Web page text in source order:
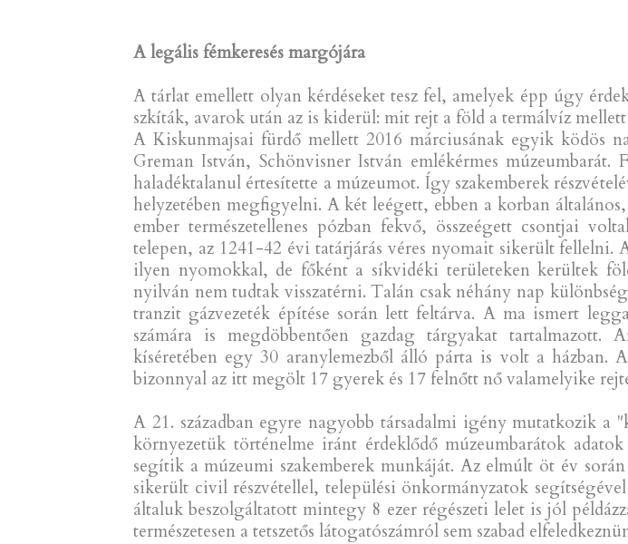
A legális fémkeresés margójára
A tárlat emellett olyan kérdéseket tesz fel, amelyek épp úgy
szkíták, avarok után az is kiderül: mit rejt a föld a termálvíz mellett
A Kiskunmajsai fürdő mellett 2016 márciusának egyik ködös
Greman István, Schönvisner István emlékérmes
haladéktalanul értesítette a múzeumot. Így szakemberek
helyzetében megfigyelni. A két leégett, ebben a korban
ember természetellenes pózban fekvő, összeégett csontjai
telepen, az 1241-42 évi tatárjárás véres nyomait sikerült
ilyen nyomokkal, de főként a síkvidéki területeken kerültek
nyilván nem tudtak visszatérni. Talán csak néhány nap
tranzit gázvezeték építése során lett feltárva. A ma ismert
számára is megdöbbentően gazdag tárgyakat tartalmazott.
kíséretében egy 30 aranylemezből álló párta is volt a házban.
bizonnyal az itt megölt 17 gyerek és 17 felnőtt nő valamelyike
A 21. században egyre nagyobb társadalmi igény mutatkozik a
környezetük történelme iránt érdeklődő múzeumbarátok
segítik a múzeumi szakemberek munkáját. Az elmúlt öt év
sikerült civil részvétellel, települési önkormányzatok
általuk beszolgáltatott mintegy 8 ezer régészeti lelet is jól
természetesen a tetszetős látogatószámról sem szabad